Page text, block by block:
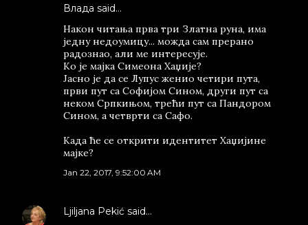
Влада said…
Након читања прва три Златна руна, има
једну недоумицу... можда сам прерано
радознао, али ме интересује.
Ко је мајка Симеона Хаџије?
Јасно је да се Лупус женио четири пута,
први пут са Софијом Сином, други пут са
неком Српкињом, трећи пут са Пандором
Сином, а четврти са Сафо.
Када ће се открити идентитет Хаџијине
мајке?
Jan 22, 2017, 9:52:00 AM
Ljiljana Pekić said…